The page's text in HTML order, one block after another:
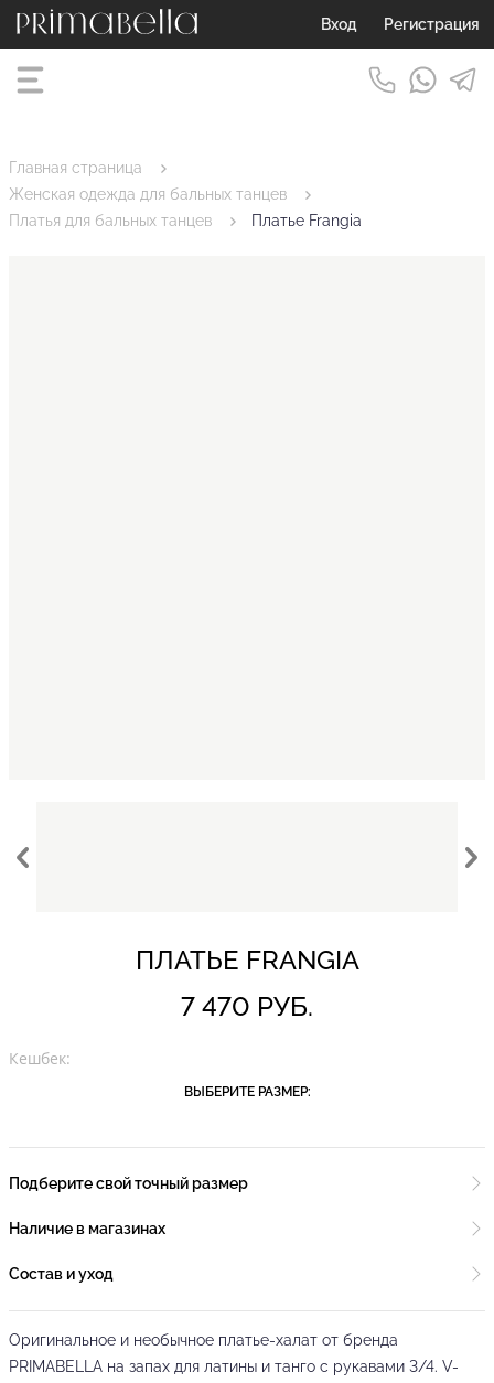
Вход Регистрация
Главная страница
Женская одежда для бальных танцев
Платья для бальных танцев
Платье Frangia
ПЛАТЬЕ FRANGIA
7 470 РУБ.
Кешбек:
ВЫБЕРИТЕ РАЗМЕР:
Подберите свой точный размер
Наличие в магазинах
Состав и уход
Оригинальное и необычное платье-халат от бренда
PRIMABELLA на запах для латины и танго с рукавами 3/4. V-